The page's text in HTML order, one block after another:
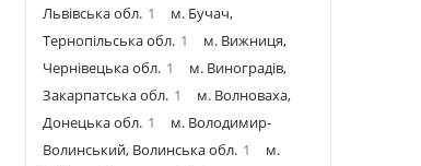
Львівська обл. 1
м. Бучач,
Тернопільська обл. 1
м. Вижниця,
Чернівецька обл. 1
м. Виноградів,
Закарпатська обл. 1
м. Волноваха,
Донецька обл. 1
м. Володимир-
Волинський, Волинська обл. 1
м.